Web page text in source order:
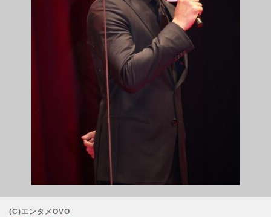
(C)エンタメOVO